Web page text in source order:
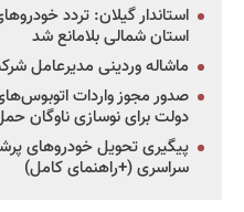
استان شمالی بلامانع شد
ماشاله وردینی مدیرعامل
دولت برای نوسازی ناوگان
پیگیری تحویل خودروهای
سراسری (+راهنمای کامل)